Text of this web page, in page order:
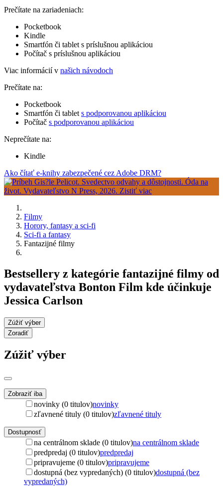
Prečítate na zariadeniach:
Pocketbook
Kindle
Smartfón či tablet s príslušnou aplikáciou
Počítač s príslušnou aplikáciou
Viac informácií v našich návodoch
Prečítate na:
Pocketbook
Smartfón či tablet s podporovanou aplikáciou
Počítač s podporovanou aplikáciou
Neprečítate na:
Kindle
Ako čítať e-knihy zabezpečené cez Adobe DRM?
Filmy
Horory, fantasy a sci-fi
Sci-fi a fantasy
Fantazijné filmy
Bestsellery z kategórie fantazijné filmy od
vydavateľstva Bonton Film kde účinkuje
Jessica Carlson
Zúžiť výber
Zoradiť
Zúžiť výber
Zobraziť iba
novinky (0 titulov)novinky
zľavnené tituly (0 titulov)zľavnené tituly
Dostupnosť
na centrálnom sklade (0 titulov)na centrálnom sklade
predpredaj (0 titulov)predpredaj
pripravujeme (0 titulov)pripravujeme
dostupná (bez vypredaných) (0 titulov)dostupná (bez
vypredaných)